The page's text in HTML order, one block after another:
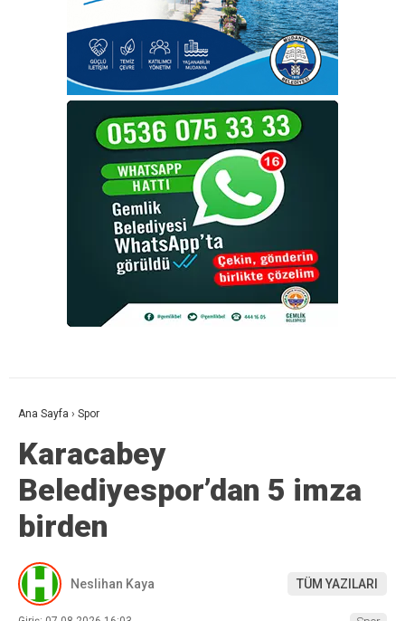
Ana Sayfa › Spor
Karacabey
Belediyespor’dan 5 imza
birden
Neslihan Kaya TÜM YAZILARI